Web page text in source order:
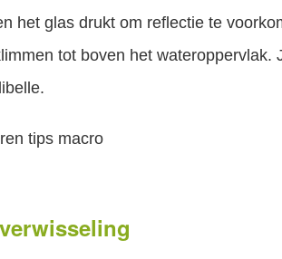
het glas drukt om reflectie te
tot boven het